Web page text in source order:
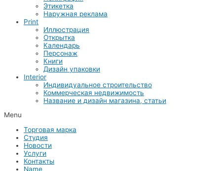
Этикетка
Наружная реклама
Print
Иллюстрация
Открытка
Календарь
Персонаж
Книги
Дизайн упаковки
Interior
Индивидуальное строительство
Коммерческая недвижимость
Название и дизайн магазина, статьи
Menu
Торговая марка
Студия
Новости
Услуги
Контакты
Name